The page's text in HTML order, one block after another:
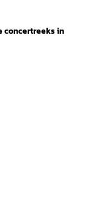
concertreeks in